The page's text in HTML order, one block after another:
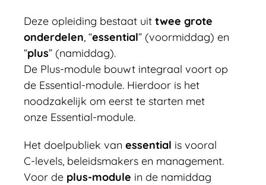
Deze opleiding bestaat uit twee grote
onderdelen, “essential” (voormiddag) en
“plus” (namiddag).
De Plus-module bouwt integraal voort op
de Essential-module. Hierdoor is het
noodzakelijk om eerst te starten met
onze Essential-module.
Het doelpubliek van essential is vooral
C-levels, beleidsmakers en management.
Voor de plus-module in de namiddag